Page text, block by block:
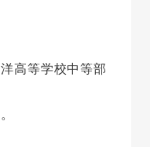
高等学校中等部